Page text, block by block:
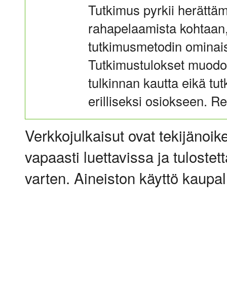
Tutkimus pyrkii
rahapelaamista
tutkimusmetodin
Tutkimustulokset
tulkinnan kautta eikä
erilliseksi osiokseen.
Verkkojulkaisut ovat
vapaasti luettavissa ja
varten. Aineiston käyttö